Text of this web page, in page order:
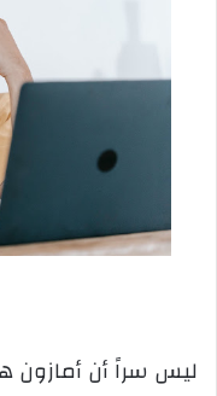
ليس سراً أن أمازون